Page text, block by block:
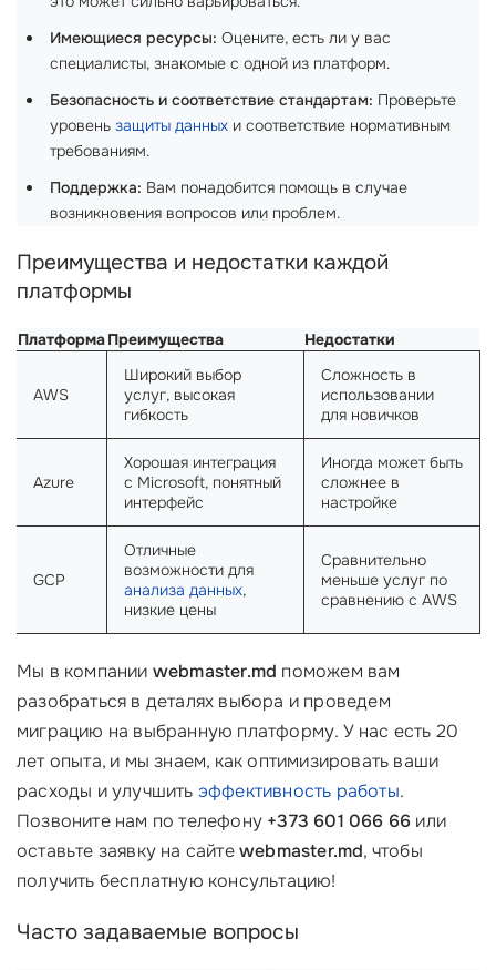
Имеющиеся ресурсы: Оцените, есть ли у вас
специалисты, знакомые с одной из платформ.
Безопасность и соответствие стандартам: Проверьте
уровень защиты данных и соответствие нормативным
требованиям.
Поддержка: Вам понадобится помощь в случае
возникновения вопросов или проблем.
Преимущества и недостатки каждой
платформы
ПлатформаПреимущества Недостатки
AWS
Широкий выбор
услуг, высокая
гибкость
Сложность в
использовании
для новичков
Azure
Хорошая интеграция
с Microsoft, понятный
интерфейс
Иногда может быть
сложнее в
настройке
GCP
Отличные
возможности для
анализа данных,
низкие цены
Сравнительно
меньше услуг по
сравнению с AWS
Мы в компании webmaster.md поможем вам
разобраться в деталях выбора и проведем
миграцию на выбранную платформу. У нас есть 20
лет опыта, и мы знаем, как оптимизировать ваши
расходы и улучшить эффективность работы.
Позвоните нам по телефону +373 601 066 66 или
оставьте заявку на сайтеwebmaster.md, чтобы
получить бесплатную консультацию!
Часто задаваемые вопросы